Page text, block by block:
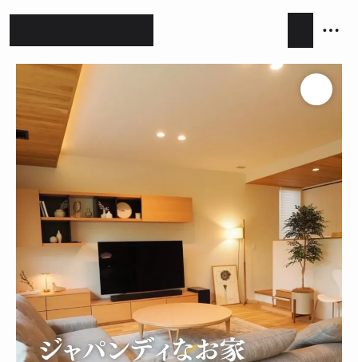
ホテルライク
ジャパンディ
キッチン
積水ハウス
アイ工務店
キッチンハウス / kitchenhouse